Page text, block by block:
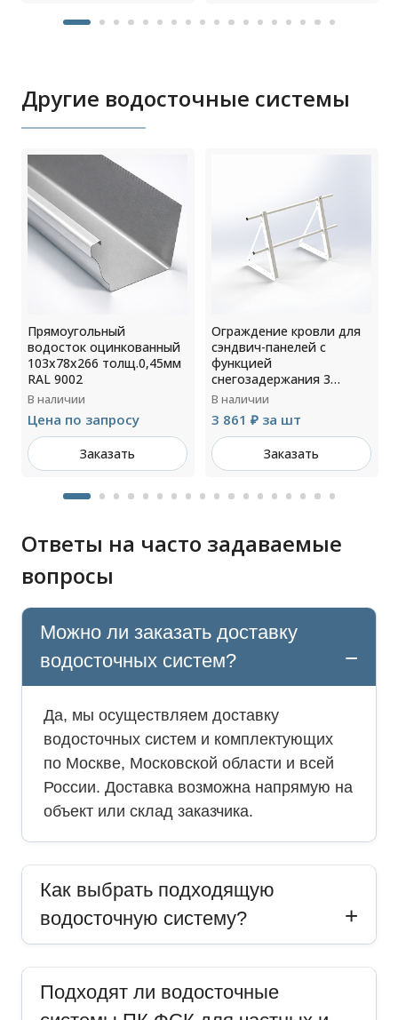
Другие водосточные системы
Прямоугольный
водосток оцинкованный
103х78х266 толщ.0,45мм
RAL 9002
В наличии
Цена по запросу
Заказать
Ограждение кровли для
сэндвич-панелей с
функцией
снегозадержания 3
опоры H=900мм
L=3000мм RAL 9010
В наличии
3 861 ₽ за шт
Заказать
Ответы на часто задаваемые
вопросы
Можно ли заказать доставку
водосточных систем?
Да, мы осуществляем доставку
водосточных систем и комплектующих
по Москве, Московской области и всей
России. Доставка возможна напрямую на
объект или склад заказчика.
Как выбрать подходящую
водосточную систему?
Подходят ли водосточные